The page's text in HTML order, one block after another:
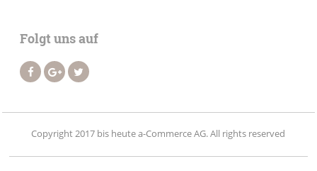
Folgt uns auf
Copyright 2017 bis heute a-Commerce AG. All rights reserved